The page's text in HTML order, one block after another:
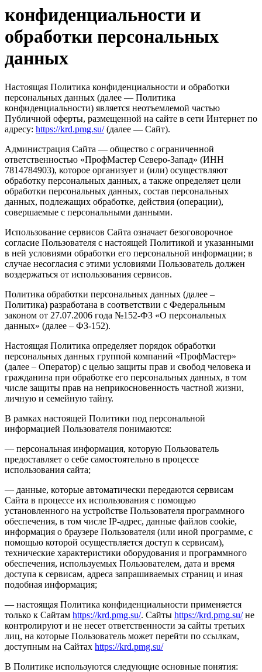
конфиденциальности и
обработки персональных
данных
Настоящая Политика конфиденциальности и обработки
персональных данных (далее — Политика
конфиденциальности) является неотъемлемой частью
Публичной оферты, размещенной на сайте в сети Интернет по
адресу: https://krd.pmg.su/(далее — Сайт).
Администрация Сайта — общество с ограниченной
ответственностью «ПрофМастер Северо-Запад» (ИНН
7814784903), которое организует и (или) осуществляют
обработку персональных данных, а также определяет цели
обработки персональных данных, состав персональных
данных, подлежащих обработке, действия (операции),
совершаемые с персональными данными.
Использование сервисов Сайта означает безоговорочное
согласие Пользователя с настоящей Политикой и указанными
в ней условиями обработки его персональной информации; в
случае несогласия с этими условиями Пользователь должен
воздержаться от использования сервисов.
Политика обработки персональных данных (далее –
Политика) разработана в соответствии с Федеральным
законом от 27.07.2006 года №152-ФЗ «О персональных
данных» (далее – ФЗ-152).
Настоящая Политика определяет порядок обработки
персональных данных группой компаний «ПрофМастер»
(далее – Оператор) с целью защиты прав и свобод человека и
гражданина при обработке его персональных данных, в том
числе защиты прав на неприкосновенность частной жизни,
личную и семейную тайну.
В рамках настоящей Политики под персональной
информацией Пользователя понимаются:
— персональная информация, которую Пользователь
предоставляет о себе самостоятельно в процессе
использования сайта;
— данные, которые автоматически передаются сервисам
Сайта в процессе их использования с помощью
установленного на устройстве Пользователя программного
обеспечения, в том числе IP-адрес, данные файлов cookie,
информация о браузере Пользователя (или иной программе, с
помощью которой осуществляется доступ к сервисам),
технические характеристики оборудования и программного
обеспечения, используемых Пользователем, дата и время
доступа к сервисам, адреса запрашиваемых страниц и иная
подобная информация;
— настоящая Политика конфиденциальности применяется
только к Сайтам https://krd.pmg.su/. Сайты https://krd.pmg.su/не
контролируют и не несет ответственности за сайты третьих
лиц, на которые Пользователь может перейти по ссылкам,
доступным на Сайтах https://krd.pmg.su/
В Политике используются следующие основные понятия: